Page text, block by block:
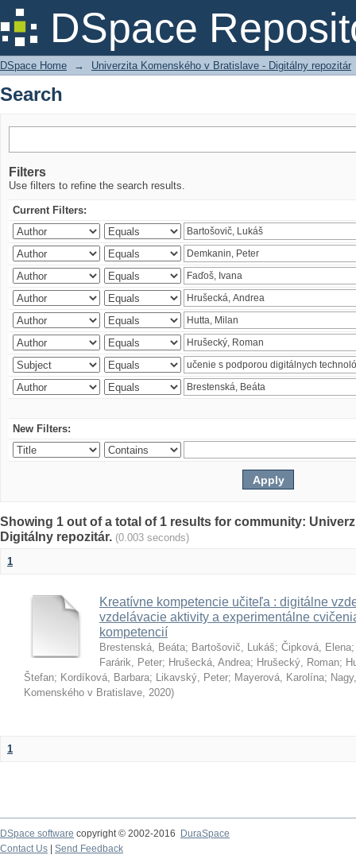
DSpace
Search
DSpace Home → Univerzita Komenského v Bratislave - Digitálny repozitár
Search
Filters
Use filters to refine the search results.
Current Filters:
New Filters:
Showing 1 out of a total of 1 results for community:
Digitálny repozitár. (0.003 seconds)
1
Kreatívne kompetencie učiteľa : digitálne
vzdelávacie aktivity a experimentálne
kompetencií
Brestenská, Beáta; Bartošovič, Lukáš; Čipková, Elena
Farárik, Peter; Hrušecká, Andrea; Hrušecký, Roman;
Štefan; Kordíková, Barbara; Likavský, Peter; Mayerová, Karolína;
Komenského v Bratislave, 2020)
1
DSpace software copyright © 2002-2016
DuraSpace
Contact Us
Send Feedback